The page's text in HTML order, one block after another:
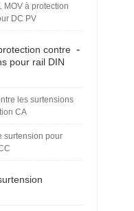
MOV à protection
DC PV
-
contre
pour rail DIN
les surtensions
CA
surtension pour